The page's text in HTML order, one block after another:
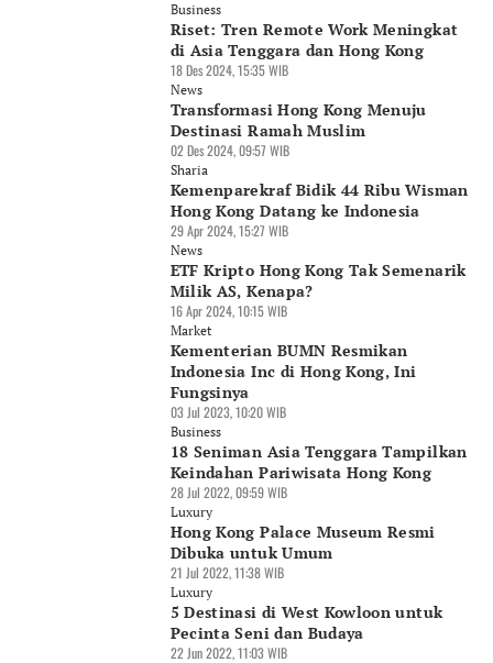
Business
Riset: Tren Remote Work Meningkat
di Asia Tenggara dan Hong Kong
18 Des 2024, 15:35 WIB
News
Transformasi Hong Kong Menuju
Destinasi Ramah Muslim
02 Des 2024, 09:57 WIB
Sharia
Kemenparekraf Bidik 44 Ribu Wisman
Hong Kong Datang ke Indonesia
29 Apr 2024, 15:27 WIB
News
ETF Kripto Hong Kong Tak Semenarik
Milik AS, Kenapa?
16 Apr 2024, 10:15 WIB
Market
Kementerian BUMN Resmikan
Indonesia Inc di Hong Kong, Ini
Fungsinya
03 Jul 2023, 10:20 WIB
Business
18 Seniman Asia Tenggara Tampilkan
Keindahan Pariwisata Hong Kong
28 Jul 2022, 09:59 WIB
Luxury
Hong Kong Palace Museum Resmi
Dibuka untuk Umum
21 Jul 2022, 11:38 WIB
Luxury
5 Destinasi di West Kowloon untuk
Pecinta Seni dan Budaya
22 Jun 2022, 11:03 WIB